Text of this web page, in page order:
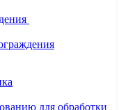
для обработки